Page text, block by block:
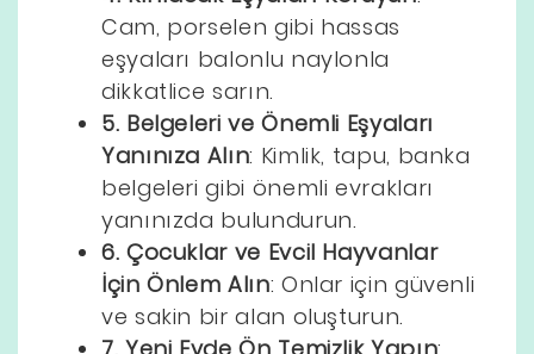
Cam, porselen gibi hassas
eşyaları balonlu naylonla
dikkatlice sarın.
5. Belgeleri ve Önemli Eşyaları
Yanınıza Alın: Kimlik, tapu, banka
belgeleri gibi önemli evrakları
yanınızda bulundurun.
6. Çocuklar ve Evcil Hayvanlar
İçin Önlem Alın: Onlar için güvenli
ve sakin bir alan oluşturun.